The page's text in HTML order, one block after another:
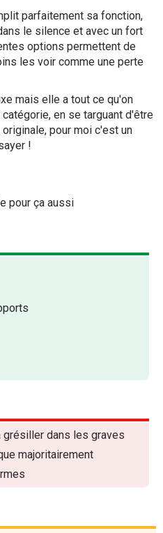
parfaitement sa fonction,
le silence et avec un fort
options permettent de
les voir comme une perte
mais elle a tout ce qu'on
en se targuant d'être
pour moi c'est un
!
pour ça aussi
grésiller dans les graves
majoritairement